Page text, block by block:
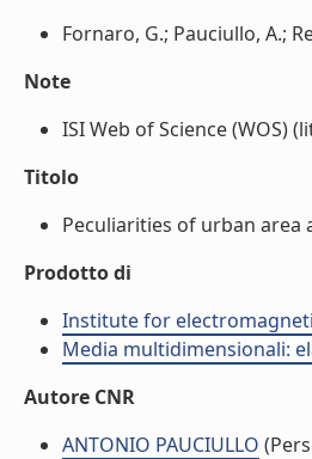
Fornaro, G.; Pauciullo, A.;
Note
ISI Web of Science (WOS)
Titolo
Peculiarities of urban area
Prodotto di
Institute for
Media multidimensionali:
Autore CNR
ANTONIO PAUCIULLO